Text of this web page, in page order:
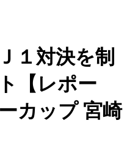
１対決を制
【レポー
カップ 宮崎